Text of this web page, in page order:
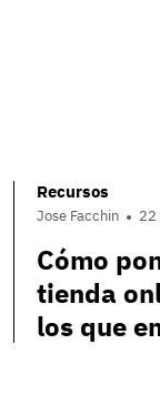
Recursos
Jose Facchin 22
Cómo
tienda
los que